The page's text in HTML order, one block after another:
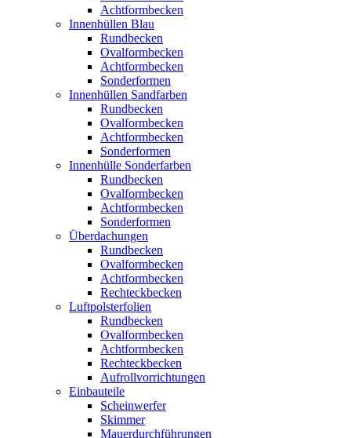
Achtformbecken
Innenhüllen Blau
Rundbecken
Ovalformbecken
Achtformbecken
Sonderformen
Innenhüllen Sandfarben
Rundbecken
Ovalformbecken
Achtformbecken
Sonderformen
Innenhülle Sonderfarben
Rundbecken
Ovalformbecken
Achtformbecken
Sonderformen
Überdachungen
Rundbecken
Ovalformbecken
Achtformbecken
Rechteckbecken
Luftpolsterfolien
Rundbecken
Ovalformbecken
Achtformbecken
Rechteckbecken
Aufrollvorrichtungen
Einbauteile
Scheinwerfer
Skimmer
Mauerdurchführungen